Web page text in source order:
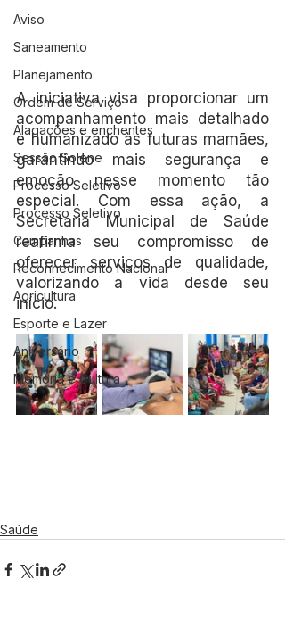
Aviso
Saneamento
Planejamento
Ordem de Serviço
Alagações e enchentes
Sessão Solene
Processo Seletivo
Processo Seletivo
Campanhas
Reconhecimento Nacional
Agricultura
Esporte e Lazer
Aniversário
Memória e Cultura
A iniciativa visa proporcionar um
acompanhamento mais detalhado
e humanizado às futuras mamães,
garantindo mais segurança e
emoção nesse momento tão
especial. Com essa ação, a
Secretaria Municipal de Saúde
reafirma seu compromisso de
oferecer serviços de qualidade,
valorizando a vida desde seu
início.
Saúde